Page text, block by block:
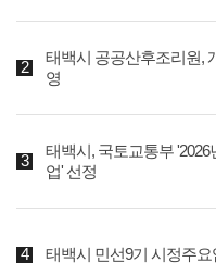
태백시 공공산후조리원,
영
태백시, 국토교통부
업' 선정
태백시 민선9기 시정주요